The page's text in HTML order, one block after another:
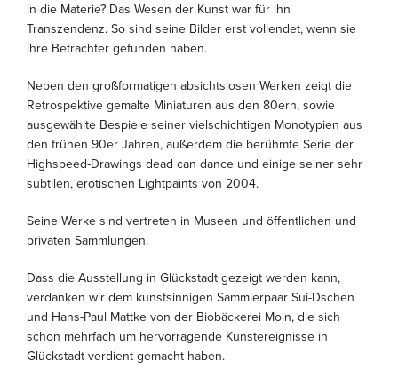
in die Materie? Das Wesen der Kunst war für ihn
Transzendenz. So sind seine Bilder erst vollendet, wenn sie
ihre Betrachter gefunden haben.
Neben den großformatigen absichtslosen Werken zeigt die
Retrospektive gemalte Miniaturen aus den 80ern, sowie
ausgewählte Bespiele seiner vielschichtigen Monotypien aus
den frühen 90er Jahren, außerdem die berühmte Serie der
Highspeed-Drawings dead can dance und einige seiner sehr
subtilen, erotischen Lightpaints von 2004.
Seine Werke sind vertreten in Museen und öffentlichen und
privaten Sammlungen.
Dass die Ausstellung in Glückstadt gezeigt werden kann,
verdanken wir dem kunstsinnigen Sammlerpaar Sui-Dschen
und Hans-Paul Mattke von der Biobäckerei Moin, die sich
schon mehrfach um hervorragende Kunstereignisse in
Glückstadt verdient gemacht haben.